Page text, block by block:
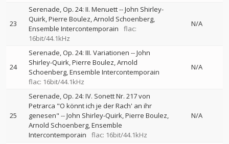
23
Serenade, Op. 24: II. Menuett--John Shirley-
Quirk Pierre Boulez Arnold Schoenberg
Ensemble Intercontemporain
flac:
16bit/44.1kHz
N/A
24
Serenade, Op. 24: III. Variationen --John
Shirley-Quirk Pierre Boulez Arnold
Schoenberg Ensemble Intercontemporain
flac: 16bit/44.1kHz
N/A
25
Serenade, Op. 24: IV. Sonett Nr. 217 von
Petrarca "O könnt ich je der Rach' an ihr
genesen" --John Shirley-Quirk Pierre Boulez
Arnold Schoenberg Ensemble
Intercontemporain
flac: 16bit/44.1kHz
N/A